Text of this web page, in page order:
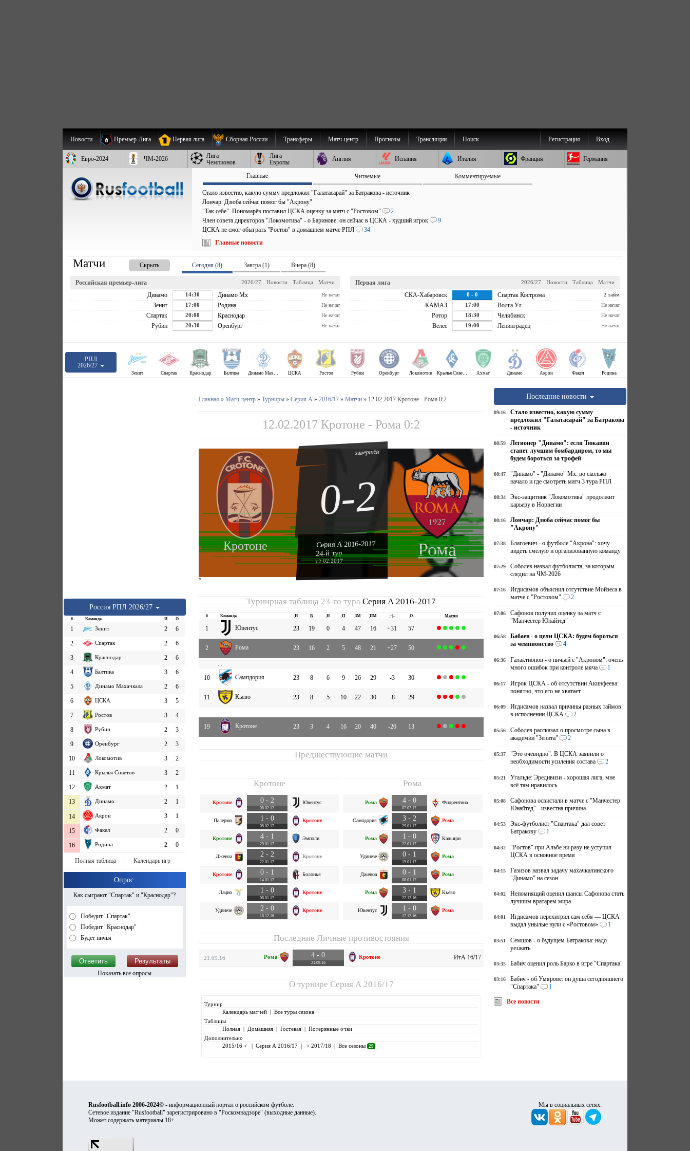
Новости Премьер-Лига Первая лига Сборная России Трансферы Матч-центр Прогнозы Трансляции Поиск Вход
Регистрация
Евро-2024 ЧМ-2026
Лига
Чемпионов
Лига
Европы
Англия Испания Италия Франция Германия
Главные Читаемые Комментируемые
Стало известно, какую сумму предложил "Галатасарай" за Батракова - источник
Лончар: Дзюба сейчас помог бы "Акрону"
"Так себе". Пономарёв поставил ЦСКА оценку за матч с "Ростовом"
2
Член совета директоров "Локомотива" - о Баринове: он сейчас в ЦСКА - худший игрок
9
ЦСКА не смог обыграть "Ростов" в домашнем матче РПЛ
34
Главные новости
Матчи Скрыть Сегодня (8) Завтра (1) Вчера (8)
Российская премьер-лига Матчи
Таблица
Новости
2026/27
Динамо 14:30 Динамо Мх Не начат
Зенит 17:00 Родина Не начат
Спартак 20:00 Краснодар Не начат
Рубин 20:30 Оренбург Не начат
Первая лига Матчи
Таблица
Новости
2026/27
СКА-Хабаровск 0 - 0 Спартак Кострома 2 тайм
КАМАЗ 17:00 Волга Ул Не начат
Ротор 18:30 Челябинск Не начат
Велес 19:00 Ленинградец Не начат
РПЛ
2026/27
Зенит Спартак Краснодар Балтика Динамо Махачкала ЦСКА Ростов Рубин Оренбург Локомотив Крылья Советов Ахмат Динамо Акрон Факел Родина
Россия РПЛ 2026/27
# Команда И О
1 Зенит 2
6
2
Спартак 2
6
3
Краснодар 2
6
4
Балтика 3
6
5
Динамо Махачкала 2
6
6
ЦСКА 3
5
7
Ростов 3
4
8
Рубин 2
3
9
Оренбург 2
3
10
Локомотив 3
2
11
Крылья Советов 3
2
12
Ахмат 2
1
13
Динамо 2 1
14 Акрон 3 1
15 Факел 2 0
16 Родина 2 0
Полная таблица Календарь игр
Опрос:
Как сыграют "Спартак" и "Краснодар"?
Победит "Спартак"
Победит "Краснодар"
Будет ничья
Показать все опросы
Главная » Матч-центр» Турниры» Серия А» 2016/17» Матчи» 12.02.2017 Кротоне - Рома 0:2
12.02.2017 Кротоне - Рома 0:2
Кротоне Рома
завершён
0-2
Серия А 2016-2017
24-й тур
12.02.2017
''
Турнирная таблица 23-го тураСерия А 2016-2017
# Команда И В Н П ЗМ ПМ +|- О Матчи
1 Ювентус 23 19 0 4 47 16 +31 57
2 Рома 23 16 2 5 48 21 +27 50
...
10
Сампдория 23 8 6 9 26 29 -3 30
11 Кьево 23 8 5 10 22 30 -8 29
...
19
Кротоне 23 3 4 16 20 40 -20 13
Предшествующие матчи
Кротоне
Кротоне 0 - 2
08.02.17
Ювентус
Палермо 1 - 0
05.02.17
Кротоне
Кротоне 4 - 1
29.01.17
Эмполи
Дженоа 2 - 2
22.01.17
Кротоне
Кротоне 0 - 1
14.01.17
Болонья
Лацио 1 - 0
08.01.17
Кротоне
Удинезе 2 - 0
18.12.16
Кротоне
Рома
Рома 4 - 0
07.02.17
Фиорентина
Сампдория 3 - 2
29.01.17
Рома
Рома 1 - 0
22.01.17
Кальяри
Удинезе 0 - 1
15.01.17
Рома
Дженоа 0 - 1
08.01.17
Рома
Рома 3 - 1
22.12.16
Кьево
Ювентус 1 - 0
17.12.16
Рома
Последние Личные противостояния
21.09.16 Рома 4 - 0
21.09.16
Кротоне ИтА 16/17
О турнире Серия А 2016/17
Турнир
Календарь матчей| Все туры сезона
Таблицы
Полная| Домашняя| Гостевая| Потерянные очки
Дополнительно
2015/16 <
| Серия А 2016/17| > 2017/18 | Все сезоны 29
Последние новости
09:16
Стало известно, какую сумму
предложил "Галатасарай" за Батракова
- источник
08:59
Легионер "Динамо": если Тюкавин
станет лучшим бомбардиром, то мы
будем бороться за трофей
08:47
"Динамо" - "Динамо" Мх: во сколько
начало и где смотреть матч 3 тура РПЛ
08:34
Экс-защитник "Локомотива" продолжит
карьеру в Норвегии
08:16
Лончар: Дзюба сейчас помог бы
"Акрону"
07:38
Благоевич - о футболе "Акрона": хочу
видеть смелую и организованную команду
07:29
Соболев назвал футболиста, за которым
следил на ЧМ-2026
07:16
Игдисамов объяснил отсутствие Мойзеса в
матче с "Ростовом"
2
07:06
Сафонов получил оценку за матч с
"Манчестер Юнайтед"
06:58
Бабаев - о цели ЦСКА: будем бороться
за чемпионство
4
06:36
Галактионов - о ничьей с "Акроном": очень
много ошибок при контроле мяча
1
06:17
Игрок ЦСКА - об отсутствии Акинфеева:
понятно, что его не хватает
06:09
Игдисамов назвал причины разных таймов
в исполнении ЦСКА
2
05:56
Соболев рассказал о просмотре сына в
академии "Зенита"
2
05:37
"Это очевидно". В ЦСКА заявили о
необходимости усиления состава
2
05:21
Угальде: Эредивизи - хорошая лига, мне
всё там нравилось
05:08
Сафонова освистали в матче с "Манчестер
Юнайтед" - известна причина
04:53
Экс-футболист "Спартака" дал совет
Батракову
1
04:32
"Ростов" при Альбе ни разу не уступил
ЦСКА в основное время
04:15
Газизов назвал задачу махачкалинского
"Динамо" на сезон
04:02
Непомнящий оценил шансы Сафонова стать
лучшим вратарем мира
04:01
Игдисамов перехитрил сам себя — ЦСКА
выдал унылые нули с «Ростовом»
1
03:51
Семшов - о будущем Батракова: надо
уезжать
03:35 Бабич оценил роль Барко в игре "Спартака"
03:16
Бабич - об Умярове: он душа сегодняшнего
"Спартака"
1
Все новости
Rusfootball.info 2006-2024© - информационный портал о российском футболе.
Сетевое издание "Rusfootball" зарегистрировано в "Роскомнадзоре" (выходные данные).
Может содержать материалы 18+
Мы в социальных сетях: